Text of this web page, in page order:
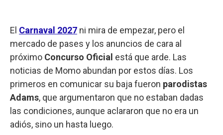
El Carnaval 2027 ni mira de empezar, pero el
mercado de pases y los anuncios de cara al
próximo Concurso Oficial está que arde. Las
noticias de Momo abundan por estos días. Los
primeros en comunicar su baja fueron parodistas
Adams, que argumentaron que no estaban dadas
las condiciones, aunque aclararon que no era un
adiós, sino un hasta luego.